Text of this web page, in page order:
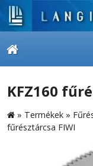
KFZ160
» Termékek »
fűrésztárcsa FIWI